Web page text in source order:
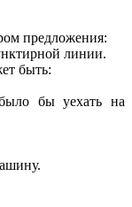
предложения:
линии.
быть:
бы уехать на